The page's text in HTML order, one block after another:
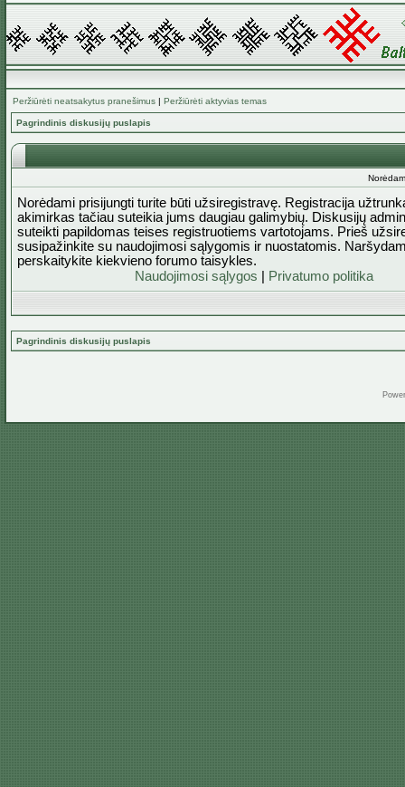
Peržiūrėti neatsakytus pranešimus | Peržiūrėti aktyvias temas
Pagrindinis diskusijų puslapis
Norėdami prisijungti turite būti užsiregistravę. Registracija
akimirkas tačiau suteikia jums daugiau galimybių. Diskusijų
suteikti papildomas teises registruotiems vartotojams. Prieš
susipažinkite su naudojimosi sąlygomis ir nuostatomis.
perskaitykite kiekvieno forumo taisykles.
Naudojimosi sąlygos
Privatumo politika
Pagrindinis diskusijų puslapis